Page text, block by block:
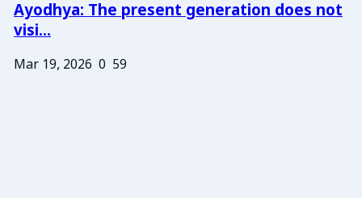
Ayodhya: The present generation does not
visi...
Mar 19, 2026 0 59